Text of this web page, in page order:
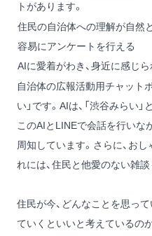
トがあります。
住民の自治体への理解が自然
容易にアンケートを行える
AIに愛着がわき、身近に感じら
自治体の広報活動用チャット
い」です。AIは、「渋谷みらい
このAIとLINEで会話を行いな
周知しています。さらに、お
れには、住民と他愛のない雑談
住民が今、どんなことを思っ
ていくといいと考えているの